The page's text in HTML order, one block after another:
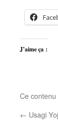
J’aime ça :
Ce
← Usagi